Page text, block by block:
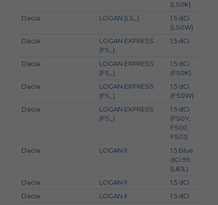
(LS0K)
Dacia LOGAN (LS_)
1.5 dCi
(LS0W)
Dacia
LOGAN EXPRESS
(FS_)
1.5 dCi
Dacia
LOGAN EXPRESS
(FS_)
1.5 dCi
(FS0K)
Dacia
LOGAN EXPRESS
(FS_)
1.5 dCi
(FS0W)
Dacia
LOGAN EXPRESS
(FS_)
1.5 dCi
(FS0Y,
FS00,
FS0J)
Dacia LOGAN II
1.5 Blue
dCi 95
(L8JL)
Dacia LOGAN II 1.5 dCi
Dacia
LOGAN II 1.5 dCi